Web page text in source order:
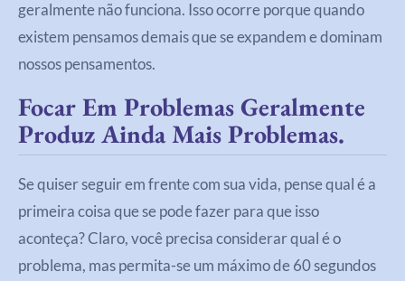
geralmente não funciona. Isso ocorre porque quando
existem pensamos demais que se expandem e dominam
nossos pensamentos.
Focar Em Problemas Geralmente
Produz Ainda Mais Problemas.
Se quiser seguir em frente com sua vida, pense qual é a
primeira coisa que se pode fazer para que isso
aconteça? Claro, você precisa considerar qual é o
problema, mas permita-se um máximo de 60 segundos